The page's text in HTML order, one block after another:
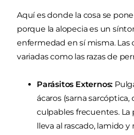
Aquí es donde la cosa se
porque la alopecia es un
enfermedad en sí misma. Las
variadas como las razas de
Parásitos Externos:
ácaros (sarna
culpables frecuentes. La
lleva al rascado, lamido